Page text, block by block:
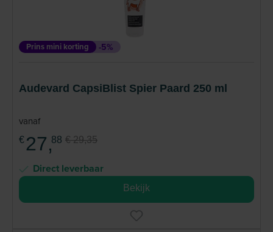
Prins mini korting -5%
Audevard CapsiBlist Spier Paard 250 ml
vanaf
€ 27,88 € 29,35
Direct leverbaar
Bekijk